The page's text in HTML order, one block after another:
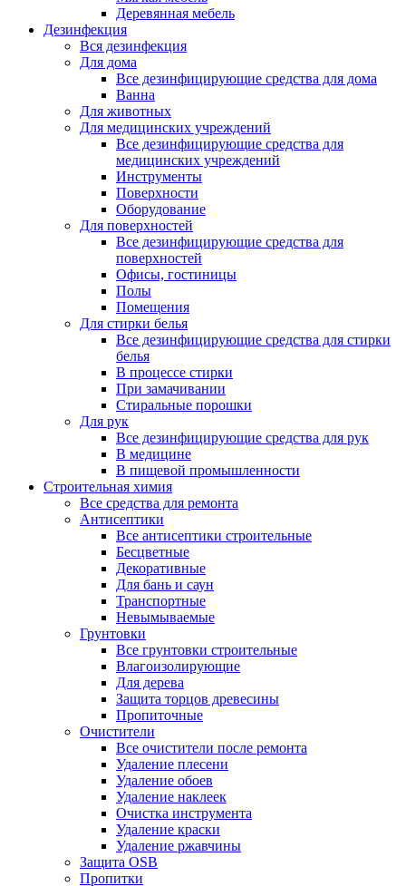
Деревянная мебель
Дезинфекция
Вся дезинфекция
Для дома
Все дезинфицирующие средства для дома
Ванна
Для животных
Для медицинских учреждений
Все дезинфицирующие средства для
медицинских учреждений
Инструменты
Поверхности
Оборудование
Для поверхностей
Все дезинфицирующие средства для
поверхностей
Офисы, гостиницы
Полы
Помещения
Для стирки белья
Все дезинфицирующие средства для стирки
белья
В процессе стирки
При замачивании
Стиральные порошки
Для рук
Все дезинфицирующие средства для рук
В медицине
В пищевой промышленности
Строительная химия
Все средства для ремонта
Антисептики
Все антисептики строительные
Бесцветные
Декоративные
Для бань и саун
Транспортные
Невымываемые
Грунтовки
Все грунтовки строительные
Влагоизолирующие
Для дерева
Защита торцов древесины
Пропиточные
Очистители
Все очистители после ремонта
Удаление плесени
Удаление обоев
Удаление наклеек
Очистка инструмента
Удаление краски
Удаление ржавчины
Защита OSB
Пропитки